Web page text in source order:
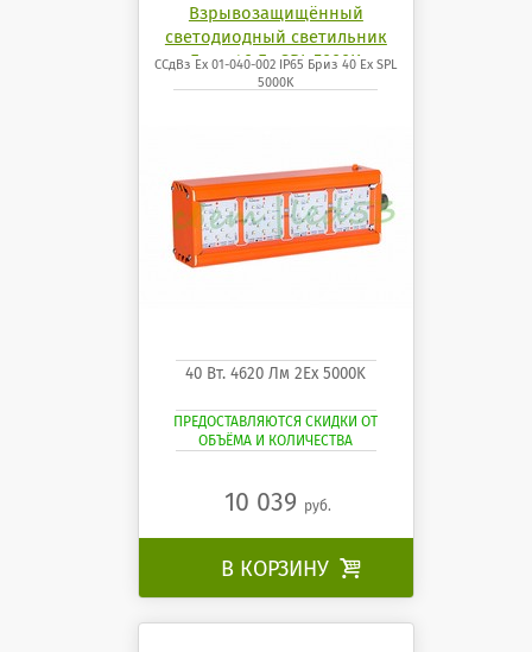
Взрывозащищённый
светодиодный светильник
Бриз 40 Ех SPL 5000K
ССдВз Ех 01-040-002 IP65 Бриз 40 Ех SPL
5000K
40 Вт. 4620 Лм 2Ех 5000K
ПРЕДОСТАВЛЯЮТСЯ СКИДКИ ОТ
ОБЪЁМА И КОЛИЧЕСТВА
10 039 руб.
В КОРЗИНУ 